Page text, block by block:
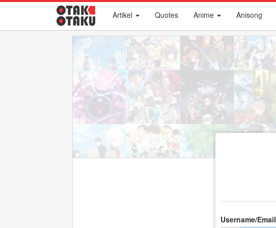
Artikel Quotes Anime Anisong
Username/Email